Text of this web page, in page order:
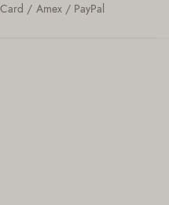
/ Amex / PayPal